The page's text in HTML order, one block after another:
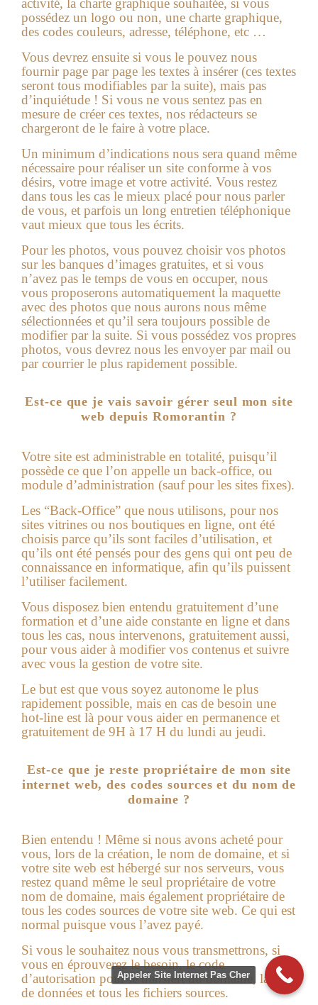
activité, la charte graphique souhaitée, si vous
possédez un logo ou non, une charte graphique,
des codes couleurs, adresse, téléphone, etc …
Vous devrez ensuite si vous le pouvez nous
fournir page par page les textes à insérer (ces textes
seront tous modifiables par la suite), mais pas
d’inquiétude ! Si vous ne vous sentez pas en
mesure de créer ces textes, nos rédacteurs se
chargeront de le faire à votre place.
Un minimum d’indications nous sera quand même
nécessaire pour réaliser un site conforme à vos
désirs, votre image et votre activité. Vous restez
dans tous les cas le mieux placé pour nous parler
de vous, et parfois un long entretien téléphonique
vaut mieux que tous les écrits.
Pour les photos, vous pouvez choisir vos photos
sur les banques d’images gratuites, et si vous
n’avez pas le temps de vous en occuper, nous
vous proposerons automatiquement la maquette
avec des photos que nous aurons nous même
sélectionnées et qu’il sera toujours possible de
modifier par la suite. Si vous possédez vos propres
photos, vous devrez nous les envoyer par mail ou
par courrier le plus rapidement possible.
Est-ce que je vais savoir gérer seul mon site
web depuis Romorantin ?
Votre site est administrable en totalité, puisqu’il
possède ce que l’on appelle un back-office, ou
module d’administration (sauf pour les sites fixes).
Les “Back-Office” que nous utilisons, pour nos
sites vitrines ou nos boutiques en ligne, ont été
choisis parce qu’ils sont faciles d’utilisation, et
qu’ils ont été pensés pour des gens qui ont peu de
connaissance en informatique, afin qu’ils puissent
l’utiliser facilement.
Vous disposez bien entendu gratuitement d’une
formation et d’une aide constante en ligne et dans
tous les cas, nous intervenons, gratuitement aussi,
pour vous aider à modifier vos contenus et suivre
avec vous la gestion de votre site.
Le but est que vous soyez autonome le plus
rapidement possible, mais en cas de besoin une
hot-line est là pour vous aider en permanence et
gratuitement de 9H à 17 H du lundi au jeudi.
Est-ce que je reste propriétaire de mon site
internet web, des codes sources et du nom de
domaine ?
Bien entendu ! Même si nous avons acheté pour
vous, lors de la création, le nom de domaine, et si
votre site web est hébergé sur nos serveurs, vous
restez quand même le seul propriétaire de votre
nom de domaine, mais également propriétaire de
tous les codes sources de votre site web. Ce qui est
normal puisque vous l’avez payé.
Si vous le souhaitez nous vous transmettrons, si
vous en éprouverez le besoin, le code
d’autorisation pour le transfert du domaine, la base
de données et tous les fichiers sources.
Appeler Site Internet Pas Cher